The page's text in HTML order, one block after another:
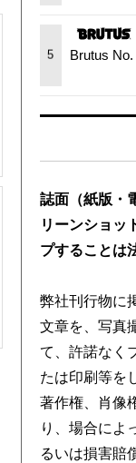
5 Brutus
誌面（紙版・
リーンショッ
プすることは
弊社刊行物に
文章を、写真
て、許諾なく
たは印刷等を
著作権、肖像
り、場合によ
るいは損害賠